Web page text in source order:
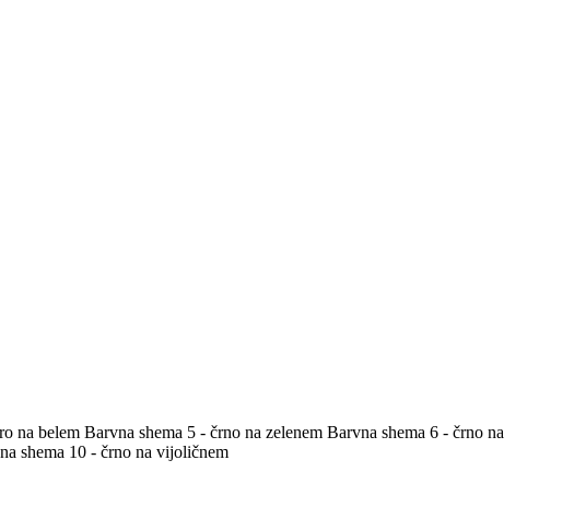
na belem Barvna shema 5 - črno na zelenem Barvna shema 6 - črno na
shema 10 - črno na vijoličnem